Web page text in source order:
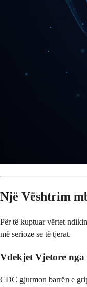
Një Vështrim
Për të kuptuar vërtet
më serioze se të tjerat.
Vdekjet Vjetore
CDC gjurmon barrën e